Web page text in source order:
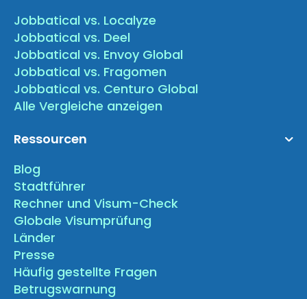
Jobbatical vs. Localyze
Jobbatical vs. Deel
Jobbatical vs. Envoy Global
Jobbatical vs. Fragomen
Jobbatical vs. Centuro Global
Alle Vergleiche anzeigen
Ressourcen
Blog
Stadtführer
Rechner und Visum-Check
Globale Visumprüfung
Länder
Presse
Häufig gestellte Fragen
Betrugswarnung